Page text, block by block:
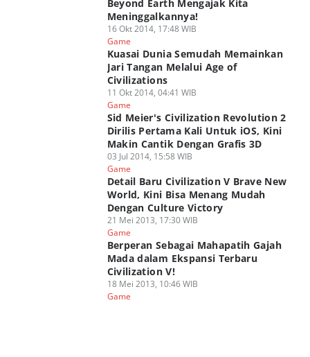
Beyond Earth Mengajak Kita
Meninggalkannya!
16 Okt 2014, 17:48 WIB
Game
Kuasai Dunia Semudah Memainkan
Jari Tangan Melalui Age of
Civilizations
11 Okt 2014, 04:41 WIB
Game
Sid Meier's Civilization Revolution 2
Dirilis Pertama Kali Untuk iOS, Kini
Makin Cantik Dengan Grafis 3D
03 Jul 2014, 15:58 WIB
Game
Detail Baru Civilization V Brave New
World, Kini Bisa Menang Mudah
Dengan Culture Victory
21 Mei 2013, 17:30 WIB
Game
Berperan Sebagai Mahapatih Gajah
Mada dalam Ekspansi Terbaru
Civilization V!
18 Mei 2013, 10:46 WIB
Game